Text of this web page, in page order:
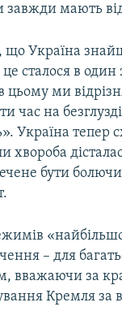
завжди мають
що Україна
сталося в один
ми
час на
Україна
хвороба
бути
– для
вважаючи за
Кремля за